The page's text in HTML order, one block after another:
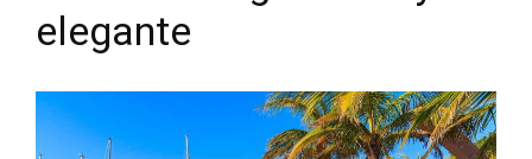
elegante